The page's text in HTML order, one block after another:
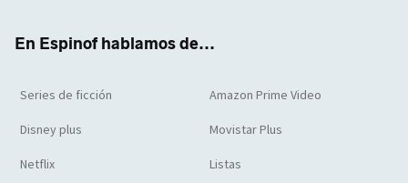
En Espinof hablamos de...
Series de ficción Amazon Prime Video
Disney plus Movistar Plus
Netflix Listas